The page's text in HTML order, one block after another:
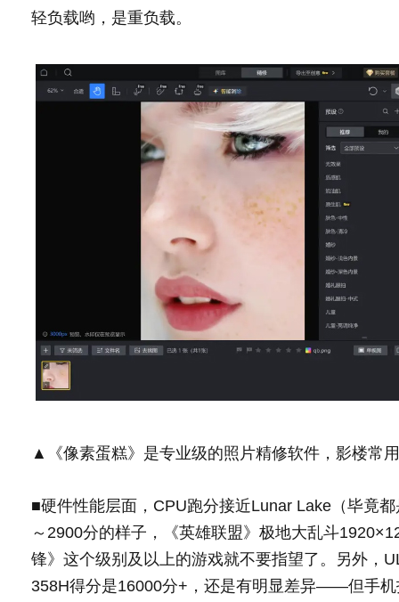
轻负载哟，是重负载。
▲《像素蛋糕》是专业级的照片精修软件，影楼常
■硬件性能层面，CPU跑分接近Lunar Lake（毕竟
～2900分的样子，《英雄联盟》极地大乱斗
锋》这个级别及以上的游戏就不要指望了。另外，
358H得分是16000分+，还是有明显差异——但手